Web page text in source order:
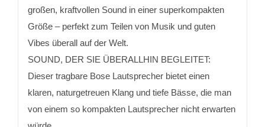
großen, kraftvollen Sound in einer superkompakten
Größe – perfekt zum Teilen von Musik und guten
Vibes überall auf der Welt.
SOUND, DER SIE ÜBERALLHIN BEGLEITET:
Dieser tragbare Bose Lautsprecher bietet einen
klaren, naturgetreuen Klang und tiefe Bässe, die man
von einem so kompakten Lautsprecher nicht erwarten